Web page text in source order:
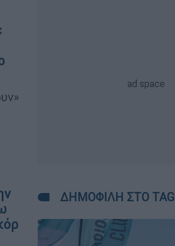
ΔΗΜΟΦΙΛΗ ΣΤΟ TAG